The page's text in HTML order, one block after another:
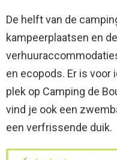
De helft van de
kampeerplaatsen en
en ecopods. Er is voor
plek op Camping de
vind je ook een
een verfrissende duik.